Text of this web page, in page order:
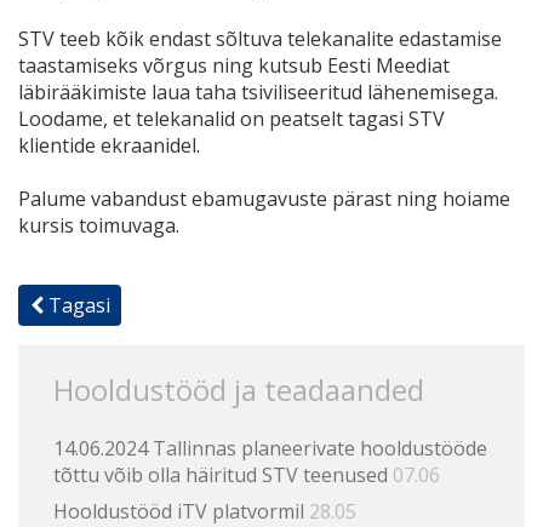
STV teeb kõik endast sõltuva telekanalite edastamise
taastamiseks võrgus ning kutsub Eesti Meediat
läbirääkimiste laua taha tsiviliseeritud lähenemisega.
Loodame, et telekanalid on peatselt tagasi STV
klientide ekraanidel.
Palume vabandust ebamugavuste pärast ning hoiame
kursis toimuvaga.
Tagasi
Hooldustööd ja teadaanded
14.06.2024 Tallinnas planeerivate hooldustööde
tõttu võib olla häiritud STV teenused 07.06
Hooldustööd iTV platvormil 28.05